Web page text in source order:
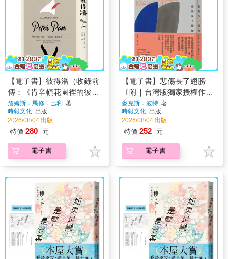
【電子書】彼得潘（收錄前
傳：《肯辛頓花園裡的彼得
潘》）
詹姆斯．馬修．巴利 著
時報文化 出版
2026/08/04 出版
特價 280 元
電子書
【電子書】悲傷長了翅膀
〔附｜台灣版獨家授權作者
手寫問候印簽〕
麥克斯．波特 著
時報文化 出版
2026/08/04 出版
特價 252 元
電子書